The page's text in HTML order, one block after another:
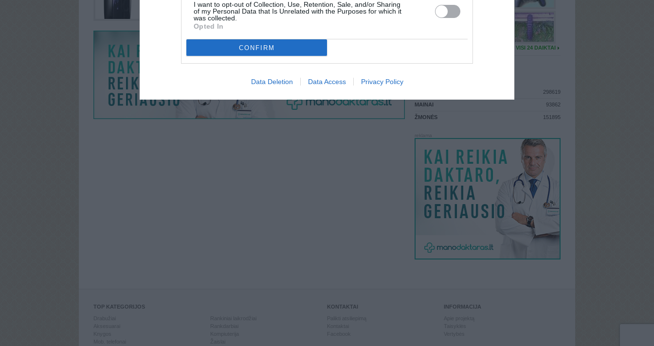
I want to opt-out of Collection, Use, Retention, Sale, and/or Sharing
of my Personal Data that Is Unrelated with the Purposes for which it
was collected.
Opted In
CONFIRM
Data Deletion Data Access Privacy Policy
VISI 24 DAIKTAI
298619
MAINAI 93862
ŽMONĖS 151895
TOP KATEGORIJOS
Knygos
Mob. telefonai
Kompiuterija
Žaislai
KONTAKTAI
Kontaktai
INFORMACIJA